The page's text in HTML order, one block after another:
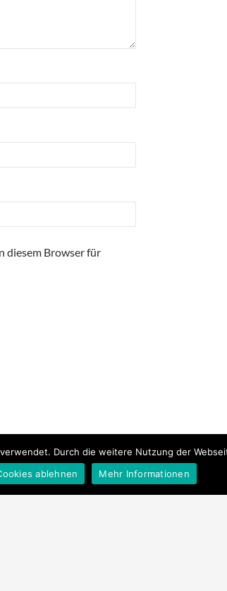
diesem Browser für
Durch die weitere Nutzung der
ablehnen Mehr Informationen